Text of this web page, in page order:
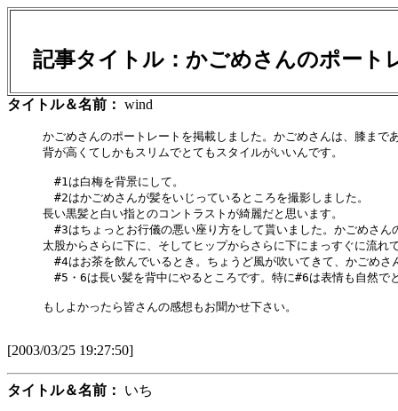
記事タイトル：かごめさんのポー
タイトル＆名前： wind
かごめさんのポートレートを掲載しました。かごめさんは、膝まで
背が高くてしかもスリムでとてもスタイルがいいんです。
#1は白梅を背景にして。
#2はかごめさんが髪をいじっているところを撮影しました。
長い黒髪と白い指とのコントラストが綺麗だと思います。
#3はちょっとお行儀の悪い座り方をして貰いました。かごめさん
太股からさらに下に、そしてヒップからさらに下にまっすぐに流れ
#4はお茶を飲んでいるとき。ちょうど風が吹いてきて、かごめさ
#5・6は長い髪を背中にやるところです。特に#6は表情も自然で
もしよかったら皆さんの感想もお聞かせ下さい。
[2003/03/25 19:27:50]
タイトル＆名前： いち